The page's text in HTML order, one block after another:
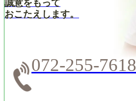
誠意をもって
おこたえします。
072-255-7618